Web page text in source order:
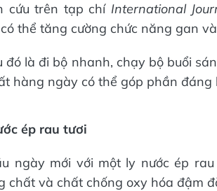
cứu trên tạp chí International
thể tăng cường chức năng gan
đó là đi bộ nhanh, chạy bộ buổi
hàng ngày có thể góp phần đáng
ép rau tươi
ngày mới với một ly nước ép
chất và chất chống oxy hóa đậm